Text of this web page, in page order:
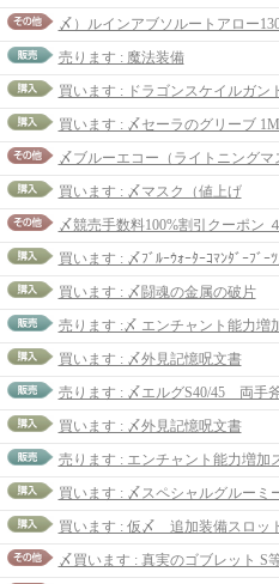
〆）ルインアブソルートアロー
売ります : 魔法装備
買います : 〆セーラのグリーブ 1M
〆ブルーエコー（ライトニングマ
買います : 〆マスク（値上げ
〆競売手数料100%割引クーポン
買います : 〆ﾌﾞﾙｰｳｫｰﾀｰｺﾏﾝﾀﾞｰﾌﾞｰ
買います : 〆闘魂の金属の破片
売ります :〆 エンチャント能力増
買います : 〆外見記憶呪文書
売ります : 〆エルグS40/45 両手
買います : 〆外見記憶呪文書
〆買います : 真実のゴブレット S